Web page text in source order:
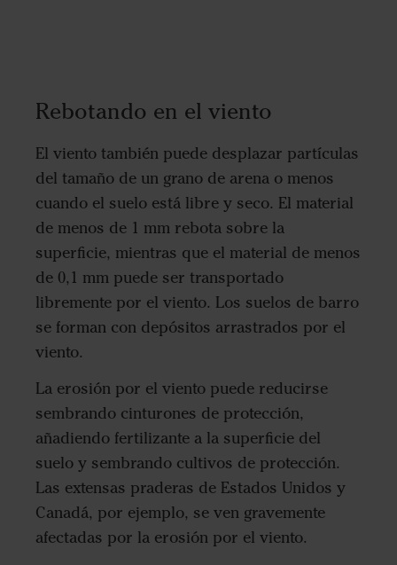
Rebotando en el viento
El viento también puede desplazar partículas
del tamaño de un grano de arena o menos
cuando el suelo está libre y seco. El material
de menos de 1 mm rebota sobre la
superficie, mientras que el material de menos
de 0,1 mm puede ser transportado
libremente por el viento. Los suelos de barro
se forman con depósitos arrastrados por el
viento.
La erosión por el viento puede reducirse
sembrando cinturones de protección,
añadiendo fertilizante a la superficie del
suelo y sembrando cultivos de protección.
Las extensas praderas de Estados Unidos y
Canadá, por ejemplo, se ven gravemente
afectadas por la erosión por el viento.